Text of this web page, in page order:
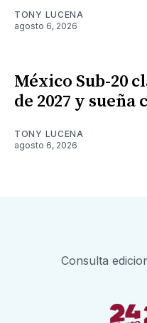
TONY LUCENA
agosto 6, 2026
México Sub-20
de 2027 y
TONY LUCENA
agosto 6, 2026
Consulta